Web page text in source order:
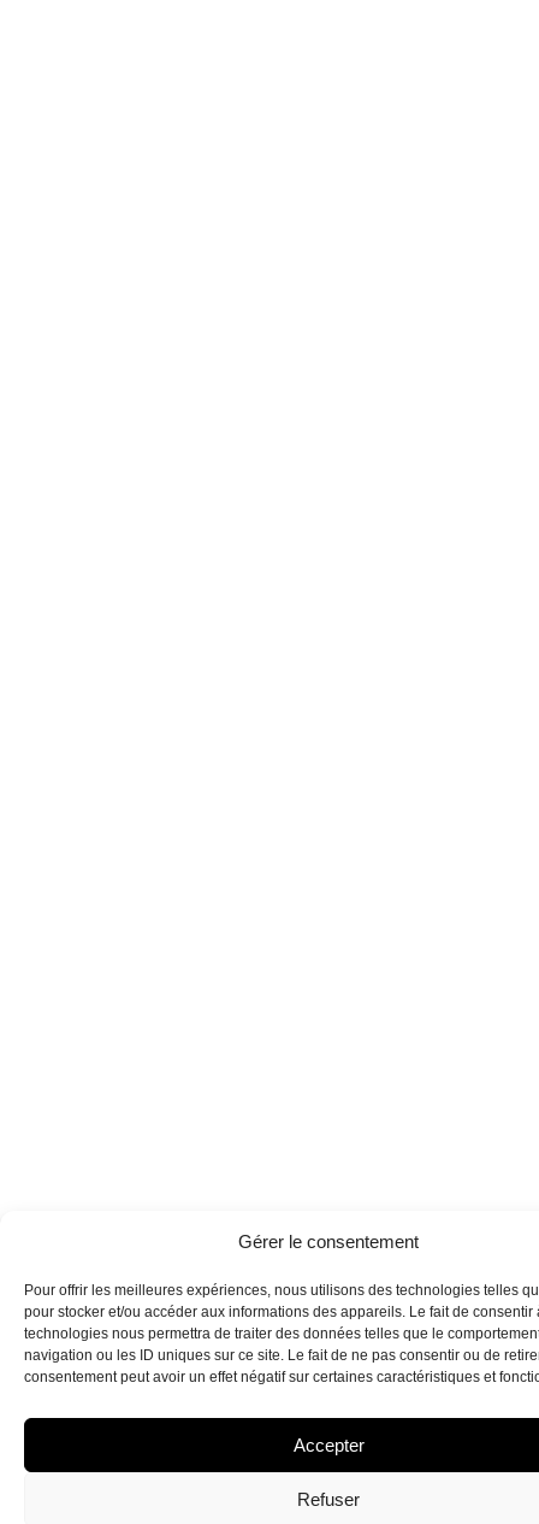
Gérer le consentement
Pour offrir les meilleures expériences, nous utilisons des technologies telles
pour stocker et/ou accéder aux informations des appareils. Le fait de consentir
technologies nous permettra de traiter des données telles que le
navigation ou les ID uniques sur ce site. Le fait de ne pas consentir ou de
consentement peut avoir un effet négatif sur certaines caractéristiques et
Accepter
Refuser